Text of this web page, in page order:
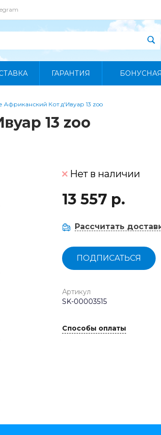
ГАРАНТИЯ
Кот д'Ивуар 13 zoo
13 zoo
Нет в наличии
13 557 р.
Рассчитать
ПОДПИСАТЬСЯ
Артикул
SK-00003515
Способы оплаты